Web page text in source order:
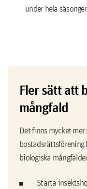
under hela
Fler sätt att
mångfald
Det finns mycket
biologiska
Starta